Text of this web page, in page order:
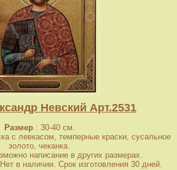
Невский Арт.2531
Размер: 30-40 см.
с левкасом, темперные краски, сусальное
золото, чеканка.
написание в других размерах.
в наличии. Срок изготовления 30 дней.